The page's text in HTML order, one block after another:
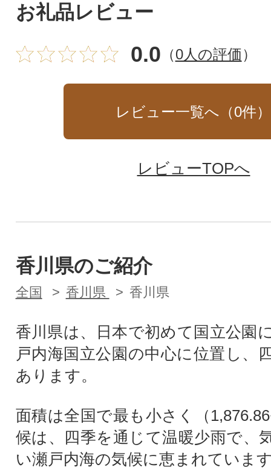
お礼品レビュー
0.0 （0人の評価）
レビュー一覧へ（0件）
レビューTOPへ
香川県のご紹介
全国 香川県 香川県
香川県は、日本で初めて国立公園
戸内海国立公園の中心に位置し、
あります。
面積は全国で最も小さく（
候は、四季を通じて温暖少雨で、
い瀬戸内海の気候に恵まれていま